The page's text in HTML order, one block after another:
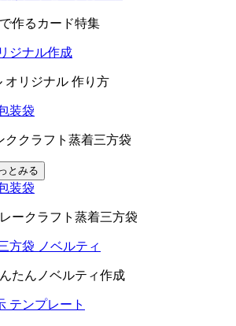
作るカード特集
オリジナル 作り方
ククラフト蒸着三方袋
とみる
ークラフト蒸着三方袋
たんノベルティ作成